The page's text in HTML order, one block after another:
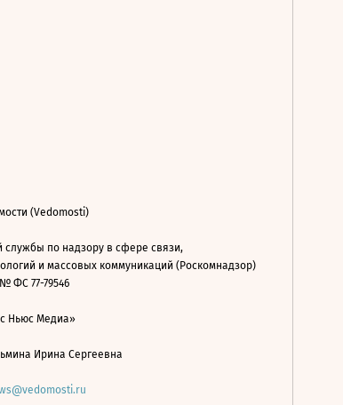
(Vedomosti)
по надзору в сфере связи,
и массовых коммуникаций (Роскомнадзор)
ФС 77-79546
Ньюс Медиа»
Ирина Сергеевна